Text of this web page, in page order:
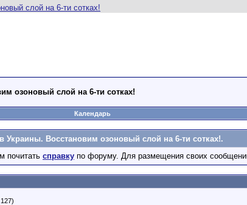
озоновый слой на 6-ти сотках!
Календарь
Восстановим озоновый слой на 6-ти сотках!.
почитать справку по форуму. Для размещения своих